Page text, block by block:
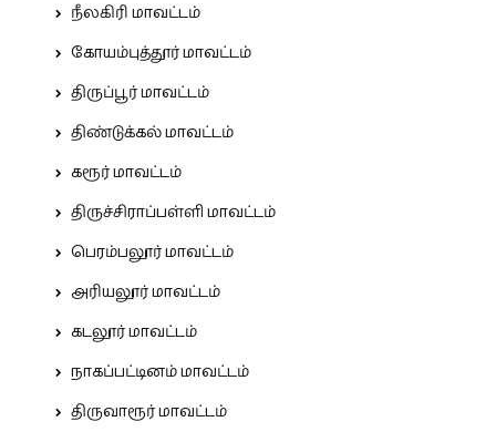
நீலகிரி மாவட்டம்
கோயம்புத்தூர் மாவட்டம்
திருப்பூர் மாவட்டம்
திண்டுக்கல் மாவட்டம்
கரூர் மாவட்டம்
திருச்சிராப்பள்ளி மாவட்டம்
பெரம்பலூர் மாவட்டம்
அரியலூர் மாவட்டம்
கடலூர் மாவட்டம்
நாகப்பட்டினம் மாவட்டம்
திருவாரூர் மாவட்டம்